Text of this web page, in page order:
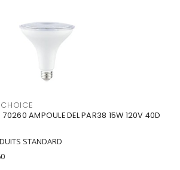
AMPOULE DEL PAR38 15W 120V 40D
STANDARD